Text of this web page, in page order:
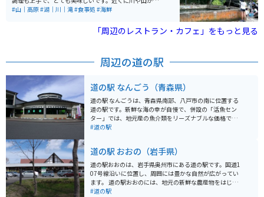
いのでマイナスイオンたっぷりで癒されます。
#山｜高原#湖｜川｜滝#食事処 #海鮮
「周辺のレストラン・カフェ」をもっと見る
周辺の道の駅
道の駅 なんごう（青森県）
道の駅 なんごうは、青森県南部、八戸市の南に位置する
道の駅です。新鮮な海の幸が自慢で、併設の「活魚セン
ター」では、地元産の魚介類をリーズナブルな価格で購
入できます。 レストランでは、採れたての魚介類を使っ
ーナーでは、ホタテやイカなどの浜焼きも楽しめます。
バイクで訪れる際は、太平洋に面した海岸線を走る国道
45号線からアクセスできます。道の駅には、広々とした
駐車場が完備されているので安心です。周辺には、種差
海岸や蕪島など、風光明媚な観光スポットも点在してい
#道の駅
道の駅 おおの（岩手県）
道の駅おおのは、岩手県奥州市にある道の駅です。国道1
07号線沿いに位置し、周囲には豊かな自然が広がってい
ます。 道の駅おおのには、地元の新鮮な農産物をはじ
め、特産品や工芸品などを販売するショップがありま
#道の駅